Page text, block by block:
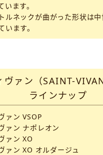
います。
ルネックが曲がった形状は
います。
ヴァン（SAINT-
ラインナップ
ァン VSOP
ァン ナポレオン
ァン XO
ァン XO オルダージュ